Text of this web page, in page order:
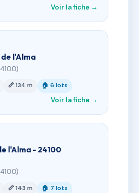
Voir la fiche →
l'Alma
📏 134 m 🏠 6 lots
Voir la fiche →
l'Alma - 24100
📏 143 m 🏠 7 lots